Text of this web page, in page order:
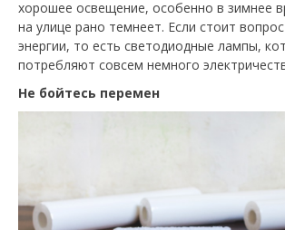
хорошее освещение, особенно в зимнее
на улице рано темнеет. Если стоит
энергии, то есть светодиодные лампы,
потребляют совсем немного
Не бойтесь перемен